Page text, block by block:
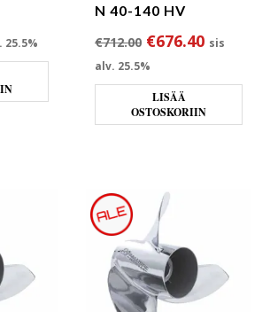
25.5%
N 40-140 HV
€712.00 Alkuperäinen
€676.40 sis
alv. 25.5%
LISÄÄ
OSTOSKORIIN